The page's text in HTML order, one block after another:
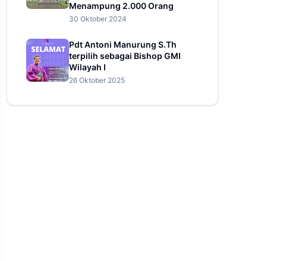
Menampung 2.000 Orang
30 Oktober 2024
Pdt Antoni Manurung S.Th
terpilih sebagai Bishop GMI
Wilayah I
26 Oktober 2025